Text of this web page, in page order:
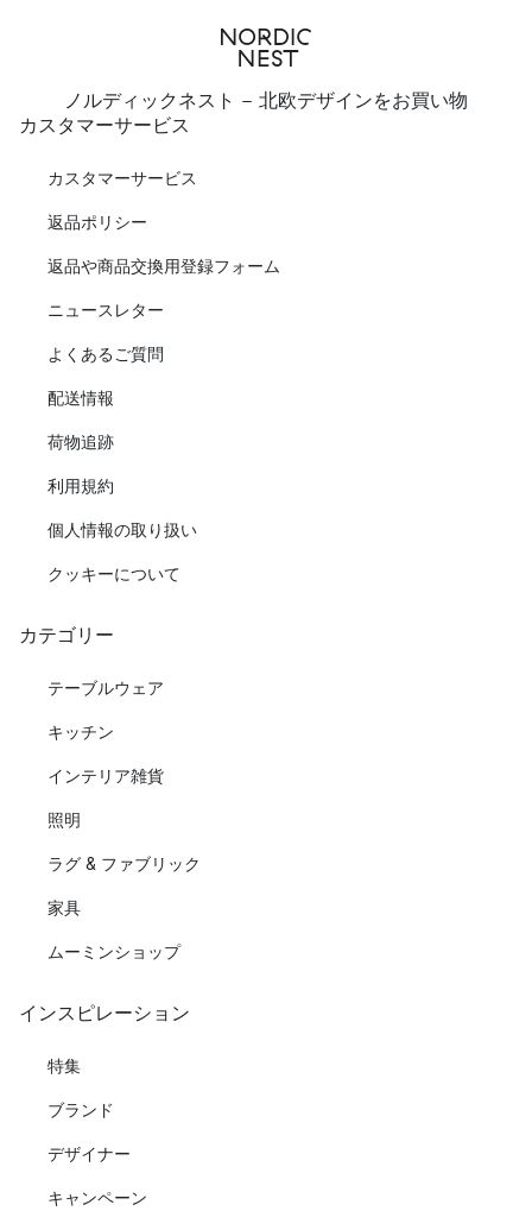
ノルディックネスト - 北欧デザインをお買い物
カスタマーサービス
カスタマーサービス
返品ポリシー
返品や商品交換用登録フォーム
ニュースレター
よくあるご質問
配送情報
荷物追跡
利用規約
個人情報の取り扱い
クッキーについて
カテゴリー
テーブルウェア
キッチン
インテリア雑貨
照明
ラグ & ファブリック
家具
ムーミンショップ
インスピレーション
特集
ブランド
デザイナー
キャンペーン